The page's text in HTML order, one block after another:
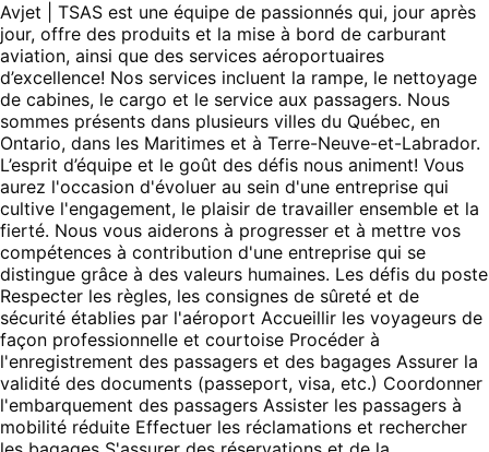
Avjet | TSAS est une équipe de passionnés qui, jour après
jour, offre des produits et la mise à bord de carburant
aviation, ainsi que des services aéroportuaires
d’excellence! Nos services incluent la rampe, le nettoyage
de cabines, le cargo et le service aux passagers. Nous
sommes présents dans plusieurs villes du Québec, en
Ontario, dans les Maritimes et à Terre-Neuve-et-Labrador.
L’esprit d’équipe et le goût des défis nous animent! Vous
aurez l'occasion d'évoluer au sein d'une entreprise qui
cultive l'engagement, le plaisir de travailler ensemble et la
fierté. Nous vous aiderons à progresser et à mettre vos
compétences à contribution d'une entreprise qui se
distingue grâce à des valeurs humaines. Les défis du poste
Respecter les règles, les consignes de sûreté et de
sécurité établies par l'aéroport Accueillir les voyageurs de
façon professionnelle et courtoise Procéder à
l'enregistrement des passagers et des bagages Assurer la
validité des documents (passeport, visa, etc.) Coordonner
l'embarquement des passagers Assister les passagers à
mobilité réduite Effectuer les réclamations et rechercher